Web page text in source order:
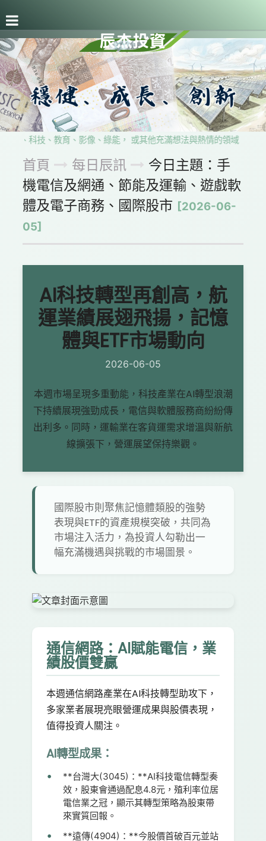
融、科技、教育、影像、綠能， 或其他充滿想法與熱情的領域， 歡
首頁 每日辰訊
今日主題：手
機電信及網通、節能及運輸、遊戲軟
體及電子商務、國際股市 [2026-06-
05]
AI科技轉型再創高，航
運業績展翅飛揚，記憶
體與ETF市場動向
2026-06-05
本週市場呈現多重動能，科技產業在AI轉型浪潮
下持續展現強勁成長，電信與軟體服務商紛紛傳
出利多。同時，運輸業在客貨運需求增溫與新航
線擴張下，營運展望保持樂觀。
國際股市則聚焦記憶體類股的強勢
表現與ETF的資產規模突破，共同為
市場注入活力，為投資人勾勒出一
幅充滿機遇與挑戰的市場圖景。
通信網路：AI賦能電信，業
績股價雙贏
本週通信網路產業在AI科技轉型助攻下，
多家業者展現亮眼營運成果與股價表現，
值得投資人關注。
AI轉型成果：
**台灣大(3045)：**AI科技電信轉型奏
效，股東會通過配息4.8元，殖利率位居
電信業之冠，顯示其轉型策略為股東帶
來實質回報。
**遠傳(4904)：**今股價首破百元並站